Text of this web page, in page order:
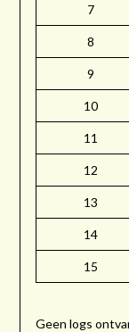
7
8
9
10
11
12
13
14
15
Geen logs